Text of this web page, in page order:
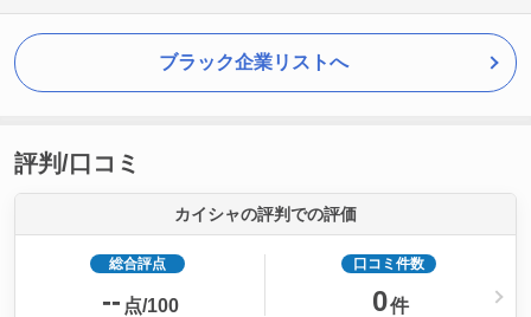
ブラック企業リストへ
評判/口コミ
カイシャの評判での評価
総合評点
-- 点/100
口コミ件数
0件